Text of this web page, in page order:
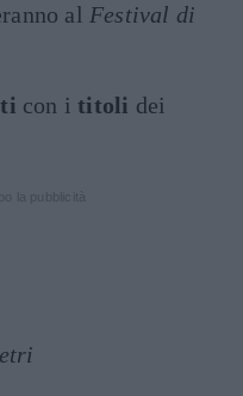
al Festival di
con ititoli dei